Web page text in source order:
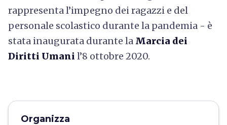
rappresenta l’impegno dei ragazzi e del
personale scolastico durante la pandemia - è
stata inaugurata durante la Marcia dei
Diritti Umani l’8 ottobre 2020.
Organizza